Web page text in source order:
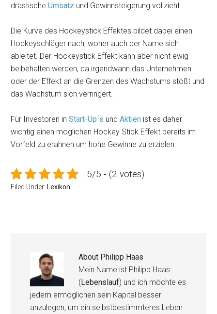
drastischeUmsatz und Gewinnsteigerung vollzieht.
Die Kurve des Hockeystick Effektes bildet dabei einen
Hockeyschläger nach, woher auch der Name sich
ableitet. Der Hockeystick Effekt kann aber nicht ewig
beibehalten werden, da irgendwann das Unternehmen
oder der Effekt an die Grenzen des Wachstums stößt und
das Wachstum sich verringert.
Für Investoren inStart-Up´s undAktien ist es daher
wichtig einen möglichen Hockey Stick Effekt bereits im
Vorfeld zu erahnen um hohe Gewinne zu erzielen.
5/5 - (2 votes)
Filed Under: Lexikon
About Philipp Haas
Mein Name ist Philipp Haas
(Lebenslauf) und ich möchte es
jedem ermöglichen sein Kapital besser
anzulegen, um ein selbstbestimmteres Leben